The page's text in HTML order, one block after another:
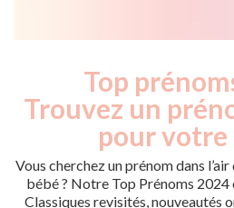
Top
Trouvez un
pour votre
Vous cherchez un prénom dans
bébé ? Notre Top Prénoms 2024
Classiques revisités, nouveautés